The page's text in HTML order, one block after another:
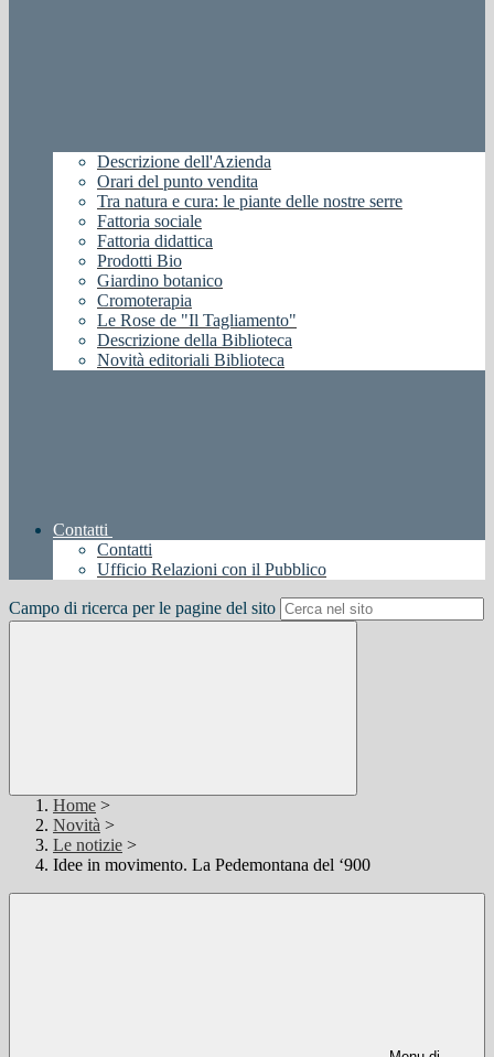
Descrizione dell'Azienda
Orari del punto vendita
Tra natura e cura: le piante delle nostre serre
Fattoria sociale
Fattoria didattica
Prodotti Bio
Giardino botanico
Cromoterapia
Le Rose de "Il Tagliamento"
Descrizione della Biblioteca
Novità editoriali Biblioteca
Contatti
Contatti
Ufficio Relazioni con il Pubblico
Campo di ricerca per le pagine del sito
Home >
Novità >
Le notizie >
Idee in movimento. La Pedemontana del ‘900